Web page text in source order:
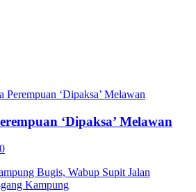
‘Dipaksa’ Melawan
0